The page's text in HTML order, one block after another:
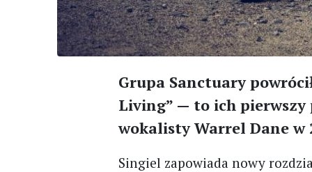
Grupa Sanctuary
Living” — to ich
wokalisty Warrel Dane w
Singiel zapowiada nowy